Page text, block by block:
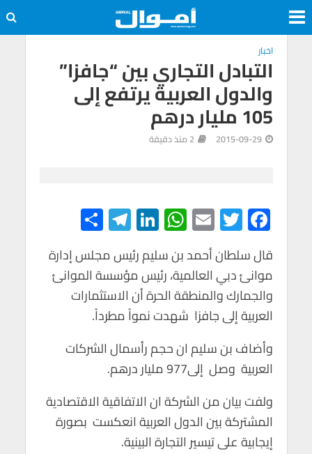
اخبار
التبادل التجاري بين “جافزا”
والدول العربية يرتفع إلى
105 مليار درهم
2015-09-29 2 منذ دقيقة
F
ac
e
b
o
o
k
T
wi
tt
er
E
m
ail
W
h
at
s
A
p
p
Li
n
ke
dI
n
Te
le
gr
a
m
h
ar
e
قال سلطان أحمد بن سليم رئيس مجلس إدارة
موانئ دبي العالمية، رئيس مؤسسة الموانئ
والجمارك والمنطقة الحرة أن الاستثمارات
العربية إلى جافزا شهدت نمواً مطرداً.
وأضاف بن سليم ان حجم رأسمال الشركات
العربية وصل إلى977 مليار درهم.
ولفت بيان من الشركة ان الاتفاقية الاقتصادية
المشتركة بين الدول العربية انعكست بصورة
إيجابية على تيسير التجارة البينية.